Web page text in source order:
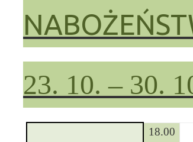
23. 10. – 30.
18.00